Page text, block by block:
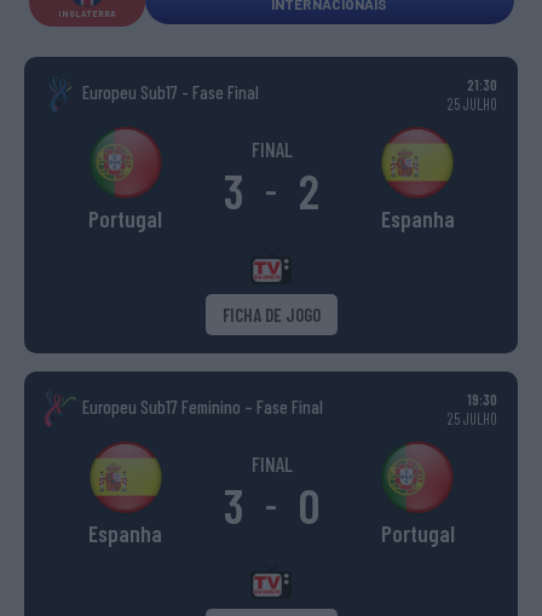
INGLATERRA
Europeu Sub17 - Fase Final
21:30
25 JULHO
Portugal
FINAL
3 - 2 Espanha
FICHA DE JOGO
Europeu Sub17 Feminino – Fase Final
19:30
25 JULHO
Espanha
FINAL
3 - 0 Portugal